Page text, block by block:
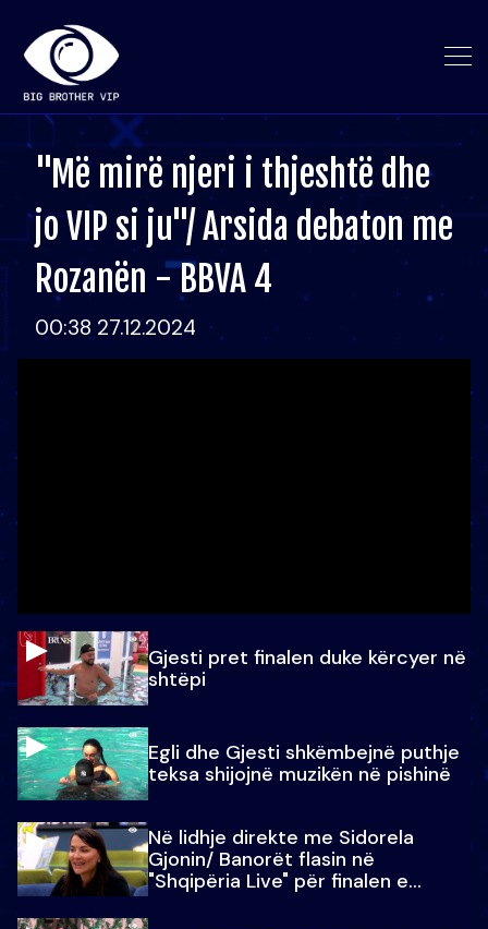
"Më mirë njeri i thjeshtë dhe
jo VIP si ju"/ Arsida debaton me
Rozanën - BBVA 4
00:38 27.12.2024
Gjesti pret finalen duke kërcyer në
shtëpi
Egli dhe Gjesti shkëmbejnë puthje
teksa shijojnë muzikën në pishinë
Në lidhje direkte me Sidorela
Gjonin/ Banorët flasin në
"Shqipëria Live" për finalen e